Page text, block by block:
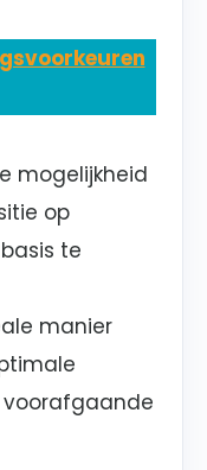
mogelijkheid
op
te
manier
voorafgaande